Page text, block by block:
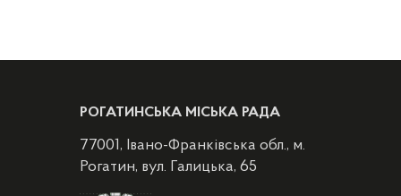
РОГАТИНСЬКА МІСЬКА РАДА
77001, Івано-Франківська обл., м.
Рогатин, вул. Галицька, 65